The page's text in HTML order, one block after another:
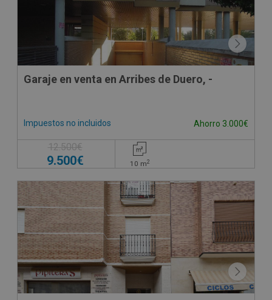
Garaje en venta en Arribes de Duero, -
Impuestos no incluidos Ahorro 3.000€
12.500€
9.500€ 10 m2